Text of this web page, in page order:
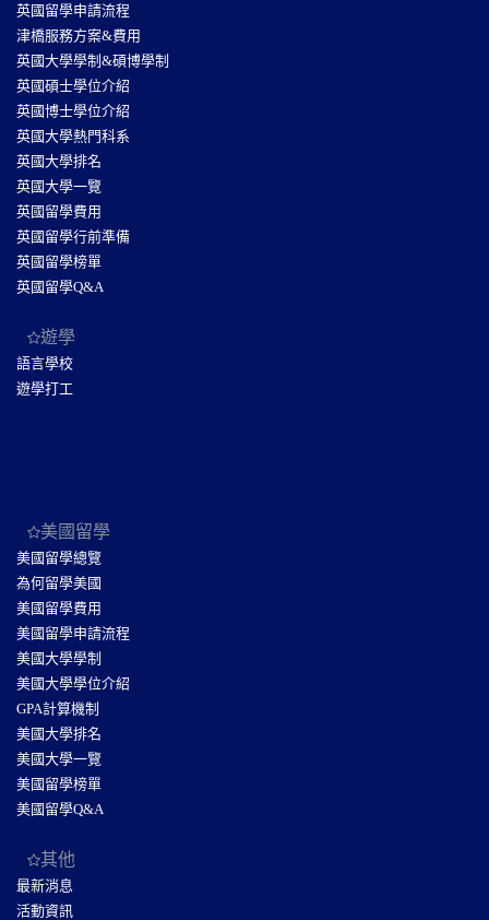
英國留學申請流程
津橋服務方案&費用
英國大學學制&碩博學制
英國碩士學位介紹
英國博士學位介紹
英國大學熱門科系
英國大學排名
英國大學一覽
英國留學費用
英國留學行前準備
英國留學榜單
英國留學Q&A
遊學
語言學校
遊學打工
美國留學
美國留學總覽
為何留學美國
美國留學費用
美國留學申請流程
美國大學學制
美國大學學位介紹
GPA計算機制
美國大學排名
美國大學一覽
美國留學榜單
美國留學Q&A
其他
最新消息
活動資訊